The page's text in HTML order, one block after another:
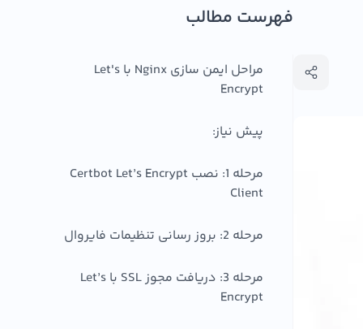
فهرست مطالب
مراحل ایمن سازی Nginx با Let's
Encrypt
پیش نیاز:
مرحله 1: نصب Certbot Let’s Encrypt
Client
مرحله 2: بروز رسانی تنظیمات فایروال
مرحله 3: دریافت مجوز SSL با Let’s
Encrypt